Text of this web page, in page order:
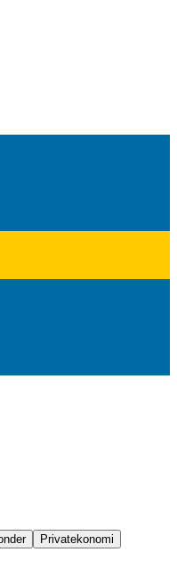
Privatekonomi